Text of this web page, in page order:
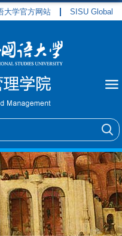
大学官方网站 SISU Global